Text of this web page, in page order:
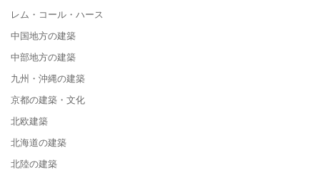
レム・コール・ハース
中国地方の建築
中部地方の建築
九州・沖縄の建築
京都の建築・文化
北欧建築
北海道の建築
北陸の建築